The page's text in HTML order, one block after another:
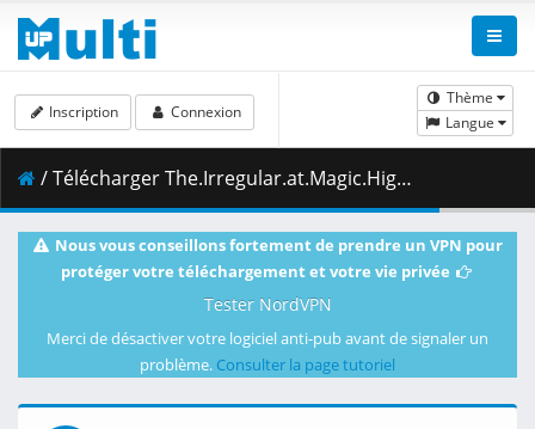
Thème
Langue
Inscription Connexion
/ Télécharger The.Irregular.at.Magic.High.School.S03E12.Ancient.City.Insurrection.Arc.IV.2160p.B-Global.WEB-DL.JPN.AAC2.0.H.264.MSubs-ToonsHub.mkv.003 ( 352.60 MB )
Nous vous conseillons fortement de prendre un VPN pour
protéger votre téléchargement et votre vie privée
Tester NordVPN
Merci de désactiver votre logiciel anti-pub avant de signaler un
problème. Consulter la page tutoriel